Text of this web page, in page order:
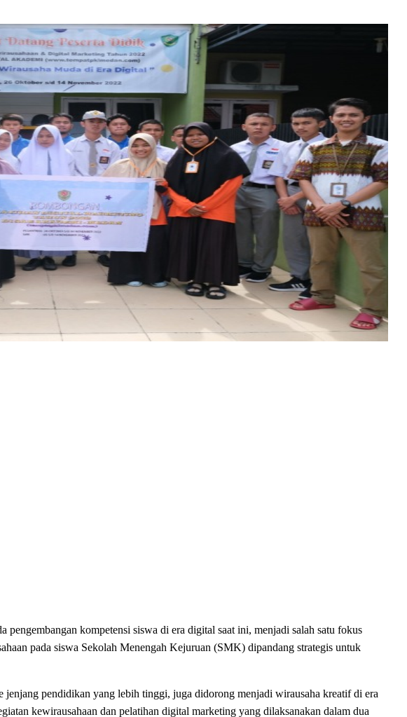
kompetensi siswa di era digital saat ini, menjadi salah satu fokus
pada siswa Sekolah Menengah Kejuruan (SMK) dipandang strategis untuk
pendidikan yang lebih tinggi, juga didorong menjadi wirausaha kreatif di era
kewirausahaan dan pelatihan digital marketing yang dilaksanakan dalam dua